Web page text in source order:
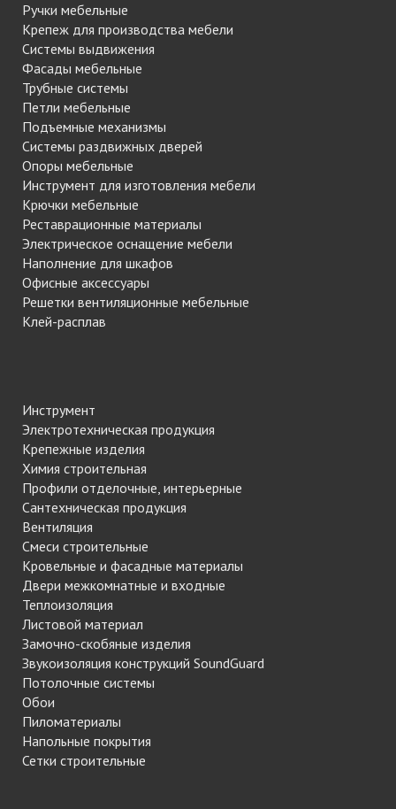
Ручки мебельные
Крепеж для производства мебели
Системы выдвижения
Фасады мебельные
Трубные системы
Петли мебельные
Подъемные механизмы
Системы раздвижных дверей
Опоры мебельные
Инструмент для изготовления мебели
Крючки мебельные
Реставрационные материалы
Электрическое оснащение мебели
Наполнение для шкафов
Офисные аксессуары
Решетки вентиляционные мебельные
Клей-расплав
Инструмент
Электротехническая продукция
Крепежные изделия
Химия строительная
Профили отделочные, интерьерные
Сантехническая продукция
Вентиляция
Смеси строительные
Кровельные и фасадные материалы
Двери межкомнатные и входные
Теплоизоляция
Листовой материал
Замочно-скобяные изделия
Звукоизоляция конструкций SoundGuard
Потолочные системы
Обои
Пиломатериалы
Напольные покрытия
Сетки строительные